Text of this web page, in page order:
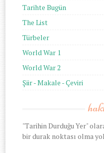
Tarihte Bugün
The List
Türbeler
World War 1
World War 2
Şiir - Makale - Çeviri
"Tarihin Durduğu Yer"
bir durak noktası olma